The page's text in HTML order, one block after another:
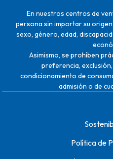
En nuestros centros de
persona sin importar su
sexo, género, edad,
Asimismo, se prohíben
preferencia,
condicionamiento de
admisión o de
Política de